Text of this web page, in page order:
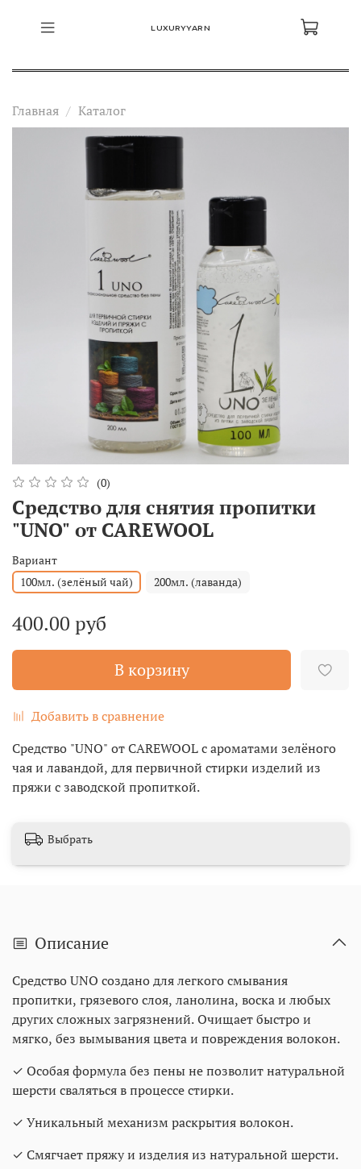
LUXURYYARN
Главная Каталог
(0)
Средство для снятия пропитки
"UNO" от CAREWOOL
Вариант
100мл. (зелёный чай)
200мл. (лаванда)
400.00 руб
В корзину
Добавить в сравнение
Средство "UNO" от CAREWOOL с ароматами зелёного
чая и лавандой, для первичной стирки изделий из
пряжи с заводской пропиткой.
Выбрать
Описание
Средство UNO создано для легкого смывания
пропитки, грязевого слоя, ланолина, воска и любых
других сложных загрязнений. Очищает быстро и
мягко, без вымывания цвета и повреждения волокон.
✓ Особая формула без пены не позволит натуральной
шерсти сваляться в процессе стирки.
✓ Уникальный механизм раскрытия волокон.
✓ Смягчает пряжу и изделия из натуральной шерсти.